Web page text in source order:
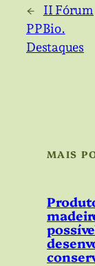
←
II Fórum
PPBio.
Destaques
MAIS